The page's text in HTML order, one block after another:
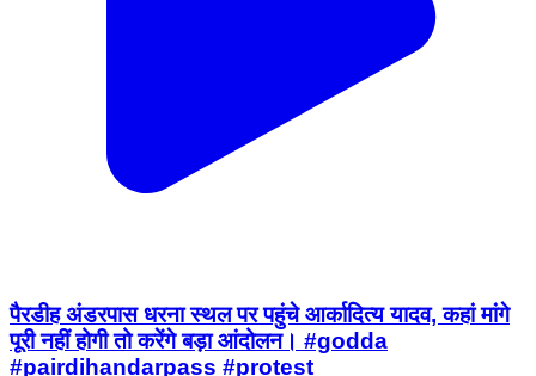
पैरडीह अंडरपास धरना स्थल पर पहुंचे आर्कादित्य यादव, कहां मांगे
पूरी नहीं होगी तो करेंगे बड़ा आंदोलन। #godda
#pairdihandarpass #protest